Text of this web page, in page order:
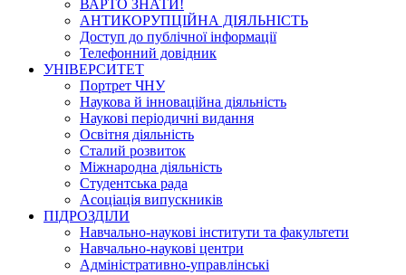
ВАРТО ЗНАТИ!
АНТИКОРУПЦІЙНА ДІЯЛЬНІСТЬ
Доступ до публічної інформації
Телефонний довідник
УНІВЕРСИТЕТ
Портрет ЧНУ
Наукова й інноваційна діяльність
Наукові періодичні видання
Освітня діяльність
Сталий розвиток
Міжнародна діяльність
Студентська рада
Асоціація випускників
ПІДРОЗДІЛИ
Навчально-наукові інститути та факультети
Навчально-наукові центри
Адміністративно-управлінські